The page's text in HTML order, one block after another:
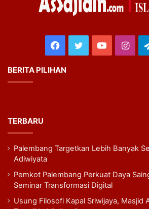
Facebook
TwitterYouTube
BERITA PILIHAN
TERBARU
Palembang Targetkan Lebih Banyak
Adiwiyata
Pemkot Palembang Perkuat Daya
Seminar Transformasi Digital
Usung Filosofi Kapal Sriwijaya, Masjid